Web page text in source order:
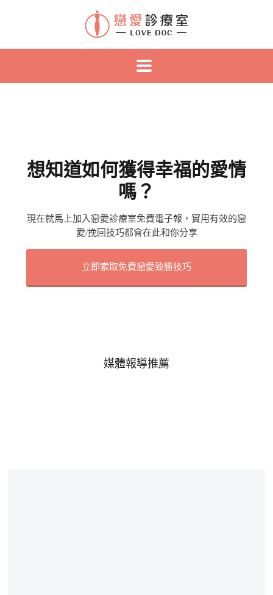
想知道如何獲得幸福的愛情
嗎？
現在就馬上加入戀愛診療室免費電子報，實用有效的戀
愛/挽回技巧都會在此和你分享
立即索取免費戀愛致勝技巧
媒體報導推薦